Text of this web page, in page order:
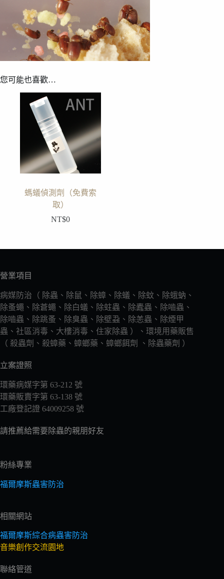
您可能也喜歡…
螞蟻偵測劑（免費索
取）
NT$0
營業項目
病媒防治（ 除蟲、除鼠、除蟑、除蟻、除蚊、除蛾蚋、
除蚤蠅、除蒼蠅、除白蟻、除蛀蟲、除蠹蟲、除嚙蟲、
除嚙蟲、除跳蚤、除臭蟲、除壁蝨、除恙蟲、除煙甲
蟲、社區消毒、大樓消毒、住家除蟲 ）、環境用藥販售
（ 殺蟲劑、殺蟑藥、蟑螂藥、蟑螂餌劑 、除蟲藥劑 ）
立案證照
環藥病媒字第 63-212 號
環藥販賣字第 63-138 號
工廠登記證 64009258 號
請推薦給需要除蟲的親朋好友
粉絲專業
福爾摩斯蟲害防治
相關網站
福爾摩斯綜合病蟲害防治
音樂創作交流園地
聯絡管道